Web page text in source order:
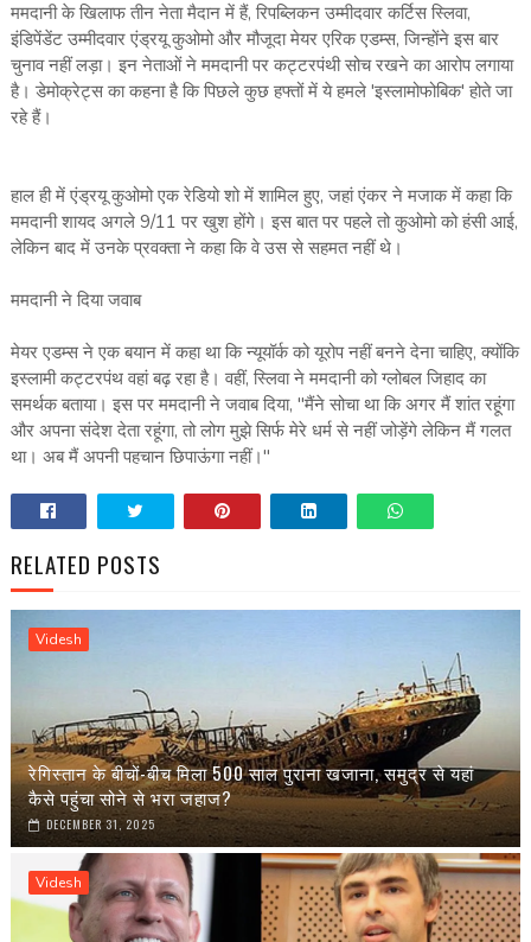
ममदानी के खिलाफ तीन नेता मैदान में हैं, रिपब्लिकन उम्मीदवार कर्टिस स्लिवा,
इंडिपेंडेंट उम्मीदवार एंड्रयू कुओमो और मौजूदा मेयर एरिक एडम्स, जिन्होंने इस बार
चुनाव नहीं लड़ा। इन नेताओं ने ममदानी पर कट्टरपंथी सोच रखने का आरोप लगाया
है। डेमोक्रेट्स का कहना है कि पिछले कुछ हफ्तों में ये हमले 'इस्लामोफोबिक' होते जा
रहे हैं।
हाल ही में एंड्रयू कुओमो एक रेडियो शो में शामिल हुए, जहां एंकर ने मजाक में कहा कि
ममदानी शायद अगले 9/11 पर खुश होंगे। इस बात पर पहले तो कुओमो को हंसी आई,
लेकिन बाद में उनके प्रवक्ता ने कहा कि वे उस से सहमत नहीं थे।
ममदानी ने दिया जवाब
मेयर एडम्स ने एक बयान में कहा था कि न्यूयॉर्क को यूरोप नहीं बनने देना चाहिए, क्योंकि
इस्लामी कट्टरपंथ वहां बढ़ रहा है। वहीं, स्लिवा ने ममदानी को ग्लोबल जिहाद का
समर्थक बताया। इस पर ममदानी ने जवाब दिया, "मैंने सोचा था कि अगर मैं शांत रहूंगा
और अपना संदेश देता रहूंगा, तो लोग मुझे सिर्फ मेरे धर्म से नहीं जोड़ेंगे लेकिन मैं गलत
था। अब मैं अपनी पहचान छिपाऊंगा नहीं।"
RELATED POSTS
Videsh
रेगिस्तान के बीचों-बीच मिला 500 साल पुराना खजाना, समुद्र से यहां
कैसे पहुंचा सोने से भरा जहाज?
DECEMBER 31, 2025
Videsh